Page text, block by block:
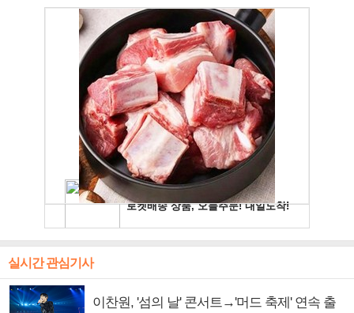
실시간 관심기사
이찬원, '섬의 날' 콘서트→'머드 축제' 연속 출